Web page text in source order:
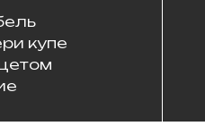
купе